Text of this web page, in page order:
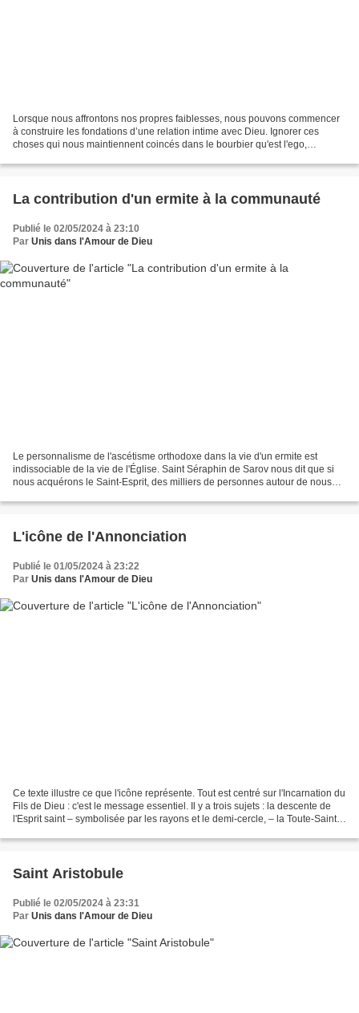
Lorsque nous affrontons nos propres faiblesses, nous pouvons commencer
à construire les fondations d’une relation intime avec Dieu. Ignorer ces
choses qui nous maintiennent coincés dans le bourbier qu'est l'ego,
La contribution d'un ermite à la communauté
Publié le 02/05/2024 à 23:10
Par Unis dans l'Amour de Dieu
Le personnalisme de l'ascétisme orthodoxe dans la vie d'un ermite est
indissociable de la vie de l'Église. Saint Séraphin de Sarov nous dit que si
nous acquérons le Saint-Esprit, des milliers de personnes autour de nous
L'icône de l'Annonciation
Publié le 01/05/2024 à 23:22
Par Unis dans l'Amour de Dieu
Ce texte illustre ce que l'icône représente. Tout est centré sur l'Incarnation du
Fils de Dieu : c'est le message essentiel. Il y a trois sujets : la descente de
l'Esprit saint – symbolisée par les rayons et le demi-cercle, – la Toute-Sainte
Saint Aristobule
Publié le 02/05/2024 à 23:31
Par Unis dans l'Amour de Dieu